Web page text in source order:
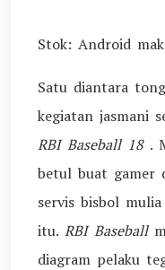
Stok: Android
Satu diantara
kegiatan jasmani
RBI Baseball 18 .
betul buat gamer
servis bisbol
itu. RBI Baseball
diagram pelaku